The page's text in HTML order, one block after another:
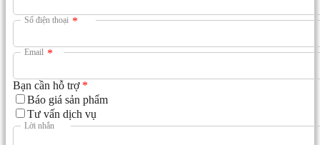
Số điện thoại *
Email *
Bạn cần hỗ trợ *
Báo giá sản phẩm
Tư vấn dịch vụ
Lời nhắn